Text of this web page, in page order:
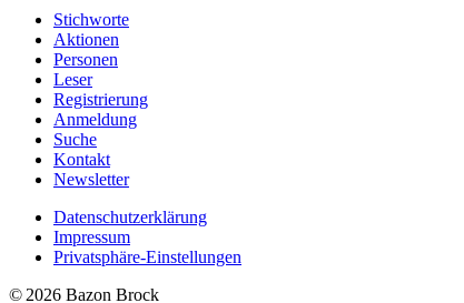
Stichworte
Aktionen
Personen
Leser
Registrierung
Anmeldung
Suche
Kontakt
Newsletter
Datenschutzerklärung
Impressum
Privatsphäre-Einstellungen
© 2026 Bazon Brock